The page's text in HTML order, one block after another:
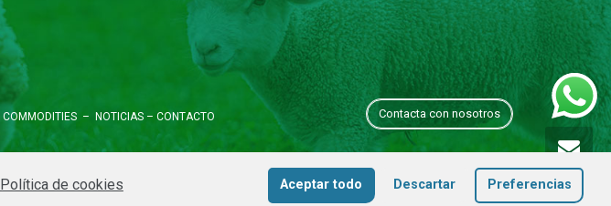
Política de cookies Aceptar todo Descartar Preferencias
COMMODITIES– NOTICIAS– CONTACTO Contacta con nosotros
Wellaggio